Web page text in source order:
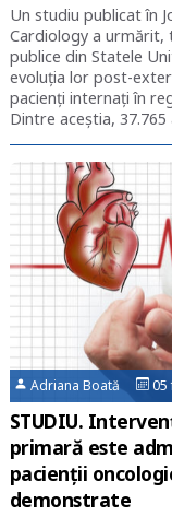
Un studiu publicat în
Cardiology a urmărit,
publice din Statele
evoluția lor post-
pacienți internați în
Dintre aceștia,
Adriana Boată
STUDIU.
primară este
pacienții
demonstrate